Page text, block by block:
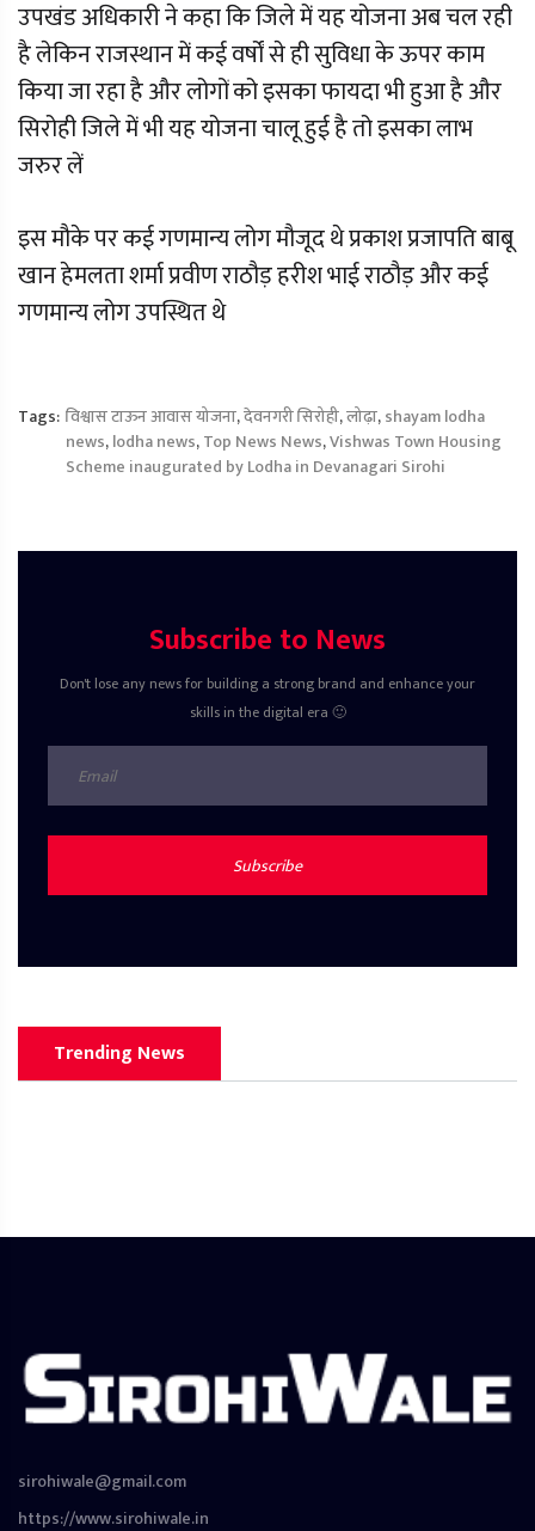
उपखंड अधिकारी ने कहा कि जिले में यह योजना अब चल रही
है लेकिन राजस्थान में कई वर्षों से ही सुविधा के ऊपर काम
किया जा रहा है और लोगों को इसका फायदा भी हुआ है और
सिरोही जिले में भी यह योजना चालू हुई है तो इसका लाभ
जरुर लें
इस मौके पर कई गणमान्य लोग मौजूद थे प्रकाश प्रजापति बाबू
खान हेमलता शर्मा प्रवीण राठौड़ हरीश भाई राठौड़ और कई
गणमान्य लोग उपस्थित थे
Tags: विश्वास टाऊन आवास योजना,देवनगरी सिरोही,लोढ़ा,shayam lodha
news,lodha news,Top News News,Vishwas Town Housing
Scheme inaugurated by Lodha in Devanagari Sirohi
Subscribe to News
Don't lose any news for building a strong brand and enhance your
skills in the digital era 🙂
Subscribe
Trending News
sirohiwale@gmail.com
https://www.sirohiwale.in